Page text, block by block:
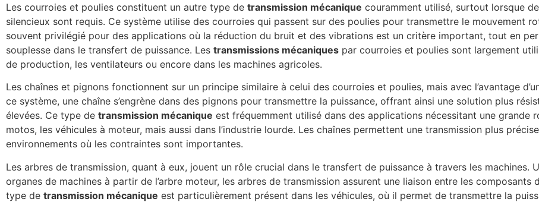
Les courroies et poulies constituent un autre type de transmission mécanique couramment utilisé, surtout lorsque
silencieux sont requis. Ce système utilise des courroies qui passent sur des poulies pour transmettre le mouvement
souvent privilégié pour des applications où la réduction du bruit et des vibrations est un critère important, tout en
souplesse dans le transfert de puissance. Les transmissions mécaniques par courroies et poulies sont largement
de production, les ventilateurs ou encore dans les machines agricoles.
Les chaînes et pignons fonctionnent sur un principe similaire à celui des courroies et poulies, mais avec l’avantage
ce système, une chaîne s’engrène dans des pignons pour transmettre la puissance, offrant ainsi une solution plus
élevées. Ce type de transmission mécanique est fréquemment utilisé dans des applications nécessitant une grande
motos, les véhicules à moteur, mais aussi dans l’industrie lourde. Les chaînes permettent une transmission plus
environnements où les contraintes sont importantes.
Les arbres de transmission, quant à eux, jouent un rôle crucial dans le transfert de puissance à travers les machines.
organes de machines à partir de l’arbre moteur, les arbres de transmission assurent une liaison entre les
type de transmission mécanique est particulièrement présent dans les véhicules, où il permet de transmettre la